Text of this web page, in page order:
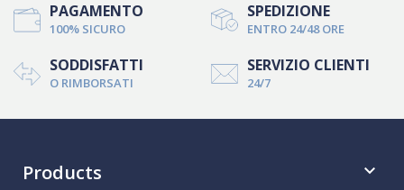
PAGAMENTO
100% SICURO
SPEDIZIONE
ENTRO 24/48 ORE
SODDISFATTI
O RIMBORSATI
SERVIZIO CLIENTI
24/7
Products 